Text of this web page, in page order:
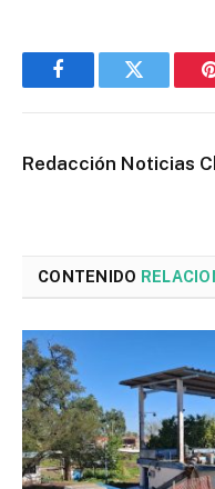
FacebookTwitter
Redacción Noticias
CONTENIDO